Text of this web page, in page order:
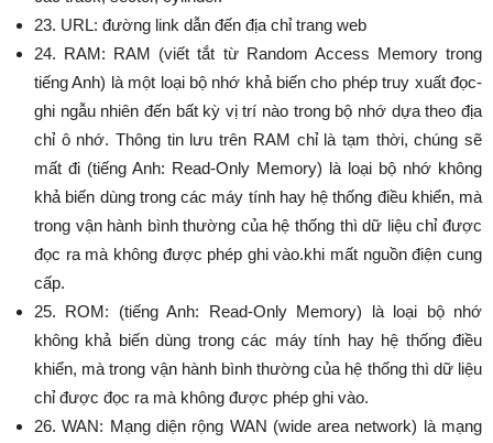
23. URL: đường link dẫn đến địa chỉ trang web
24. RAM: RAM (viết tắt từ Random Access Memory trong
tiếng Anh) là một loại bộ nhớ khả biến cho phép truy xuất đọc-
ghi ngẫu nhiên đến bất kỳ vị trí nào trong bộ nhớ dựa theo địa
chỉ ô nhớ. Thông tin lưu trên RAM chỉ là tạm thời, chúng sẽ
mất đi (tiếng Anh: Read-Only Memory) là loại bộ nhớ không
khả biến dùng trong các máy tính hay hệ thống điều khiển, mà
trong vận hành bình thường của hệ thống thì dữ liệu chỉ được
đọc ra mà không được phép ghi vào.khi mất nguồn điện cung
cấp.
25. ROM: (tiếng Anh: Read-Only Memory) là loại bộ nhớ
không khả biến dùng trong các máy tính hay hệ thống điều
khiển, mà trong vận hành bình thường của hệ thống thì dữ liệu
chỉ được đọc ra mà không được phép ghi vào.
26. WAN: Mạng diện rộng WAN (wide area network) là mạng